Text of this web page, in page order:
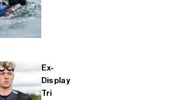
Ex-
Display
Tri